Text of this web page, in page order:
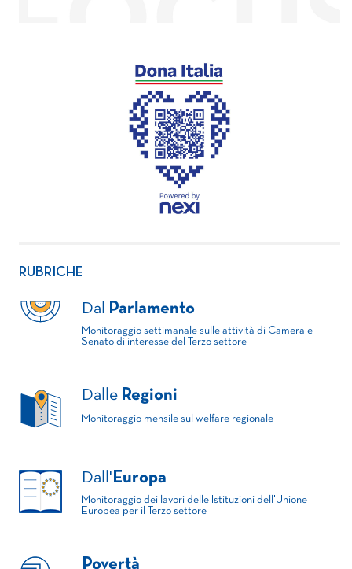
RUBRICHE
Dal Parlamento
Monitoraggio settimanale sulle attività di Camera e
Senato di interesse del Terzo settore
Dalle Regioni
Monitoraggio mensile sul welfare regionale
Dall' Europa
Monitoraggio dei lavori delle Istituzioni dell'Unione
Europea per il Terzo settore
Povertà